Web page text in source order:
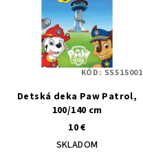
Detská deka Paw Patrol,
100/140 cm
10 €
SKLADOM
KÓD: SS515001